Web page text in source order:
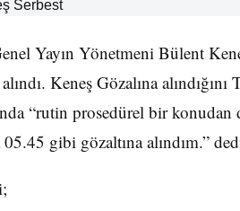
Yayın Yönetmeni Bülent
Keneş Gözalına
“rutin prosedürel bir konudan
gibi gözaltına alındım.”